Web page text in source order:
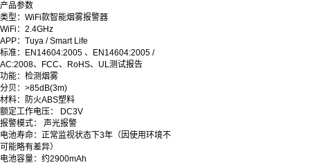
产品参数
类型：WiFi款智能烟雾报警器
WiFi：2.4GHz
APP：Tuya / Smart Life
标准：EN14604:2005 、EN14604:2005 /
AC:2008、FCC、RoHS、UL测试报告
功能：检测烟雾
分贝：>85dB(3m)
材料：防火ABS塑料
额定工作电压： DC3V
报警模式： 声光报警
电池寿命：正常监视状态下3年（因使用环境不
可能略有差异）
电池容量：约2900mAh